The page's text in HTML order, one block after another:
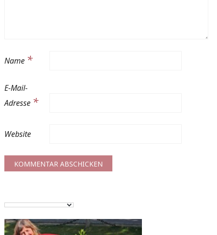
Name *
E-Mail-
Adresse *
Website